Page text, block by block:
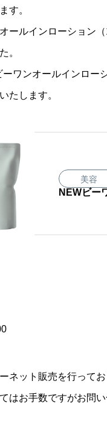
す。
ールインローション
。
ワンオールインロー
たします。
美容
NEWビー
ネット販売を行ってお
はお手数ですがお問